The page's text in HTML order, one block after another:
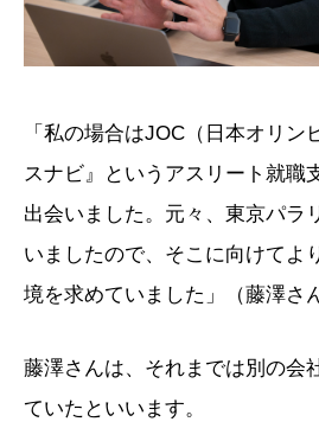
「私の場合はJOC（日本オリン
スナビ』というアスリート就職
出会いました。元々、東京パラ
いましたので、そこに向けてよ
境を求めていました」（藤澤さ
藤澤さんは、それまでは別の会
ていたといいます。